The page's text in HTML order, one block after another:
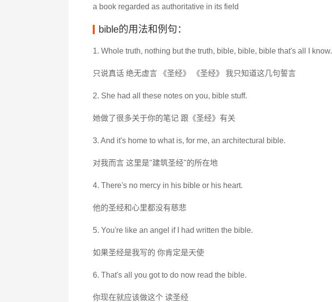
a book regarded as authoritative in its field
bible的用法和例句：
1. Whole truth, nothing but the truth, bible, bible, bible that's all I know.
只说真话 绝无虚言 《圣经》 《圣经》 我只知道这几句誓言
2. She had all these notes on you, bible stuff.
她做了很多关于你的笔记 跟《圣经》有关
3. And it's home to what is, for me, an architectural bible.
对我而言 这里是"建筑圣经"的所在地
4. There's no mercy in his bible or his heart.
他的圣经和心里都没有慈悲
5. You're like an angel if I had written the bible.
如果圣经是我写的 你肯定是天使
6. That's all you got to do now read the bible.
你现在就应该做这个 读圣经